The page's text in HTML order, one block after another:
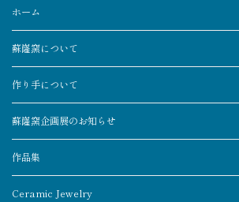
ホーム
蘇嶐窯について
作り手について
蘇嶐窯企画展のお知らせ
作品集
Ceramic Jewelry